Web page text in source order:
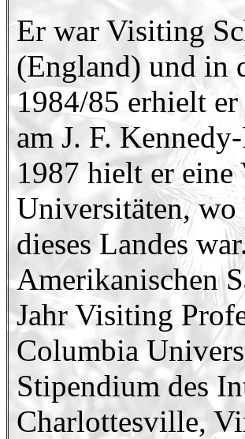
Er war Visiting
(England) und in
1984/85 erhielt
am J. F.
1987 hielt er eine
Universitäten, wo
dieses Landes
Amerikanischen
Jahr Visiting
Columbia
Stipendium des
Charlottesville,